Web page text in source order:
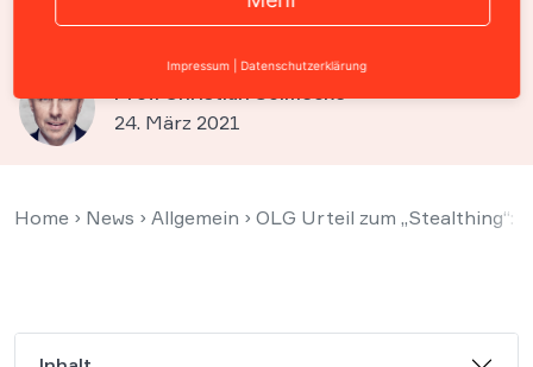
strafbar
Prof. Christian Solmecke
24. März 2021
Home › News › Allgemein › OLG Urteil zum „Stealthing“:
Impressum Datenschutzerklärung